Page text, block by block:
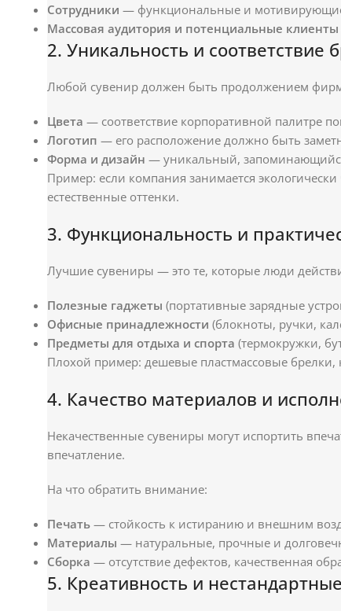
Сотрудники — функциональные и
Массовая аудитория и потенциальные клиенты
2. Уникальность и соответствие
Любой сувенир должен быть продолжением
Цвета — соответствие корпоративной палитре
Логотип — его расположение должно быть
Форма и дизайн — уникальный,
Пример: если компания занимается
естественные оттенки.
3. Функциональность и
Лучшие сувениры — это те, которые люди
Полезные гаджеты (портативные зарядные
Офисные принадлежности (блокноты, ручки,
Предметы для отдыха и спорта (термокружки,
Плохой пример: дешевые пластмассовые брелки,
4. Качество материалов и
Некачественные сувениры могут испортить
впечатление.
На что обратить внимание:
Печать — стойкость к истиранию и внешним
Материалы — натуральные, прочные и
Сборка — отсутствие дефектов, качественная
5. Креативность и